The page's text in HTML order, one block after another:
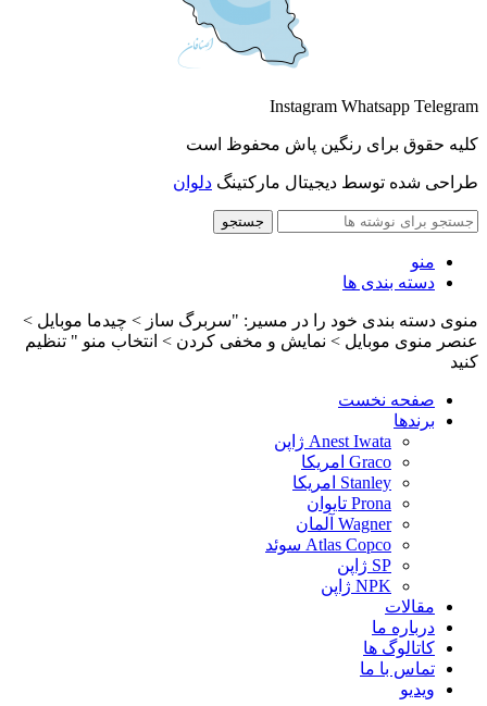
Instagram Whatsapp Telegram
کلیه حقوق برای رنگین پاش محفوظ است
طراحی شده توسط دیجیتال مارکتینگ دلوان
جستجو
منو
دسته بندی ها
منوی دسته بندی خود را در مسیر: "سربرگ ساز > چیدما موبایل >
عنصر منوی موبایل > نمایش و مخفی کردن > انتخاب منو " تنظیم
کنید
صفحه نخست
برندها
Anest Iwata ژاپن
Graco امریکا
Stanley امریکا
Prona تایوان
Wagner آلمان
Atlas Copco سوئد
SP ژاپن
NPK ژاپن
مقالات
درباره ما
کاتالوگ ها
تماس با ما
ویدیو